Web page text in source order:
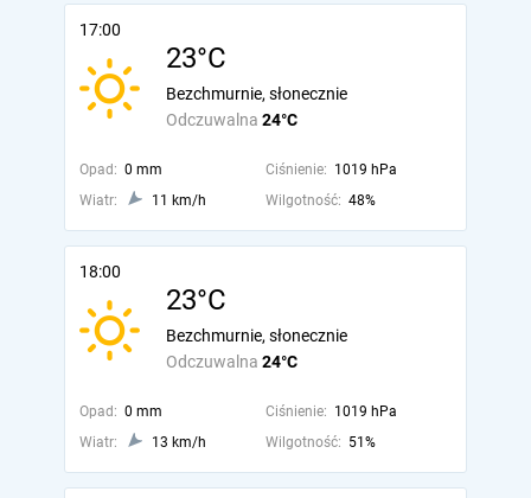
17:00
23°C
Odczuwalna 24°C
Bezchmurnie, słonecznie
Opad: 0 mm Ciśnienie: 1019 hPa
Wiatr:
11 km/h Wilgotność: 48%
18:00
23°C
Odczuwalna 24°C
Bezchmurnie, słonecznie
Opad: 0 mm Ciśnienie: 1019 hPa
Wiatr:
13 km/h Wilgotność: 51%